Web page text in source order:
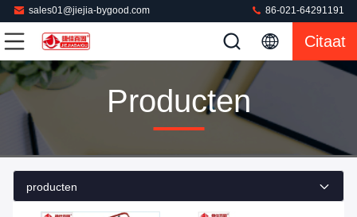
sales01@jiejia-bygood.com 86-021-64291191
Citaat
Producten
producten